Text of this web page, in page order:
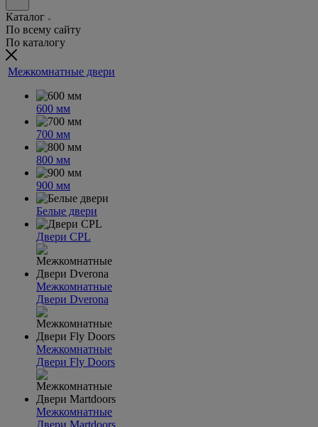
Каталог
По всему сайту
По каталогу
Межкомнатные двери
600 мм
700 мм
800 мм
900 мм
Белые двери
Двери CPL
Межкомнатные
Двери Dverona
Межкомнатные
Двери Fly Doors
Межкомнатные
Двери Martdoors